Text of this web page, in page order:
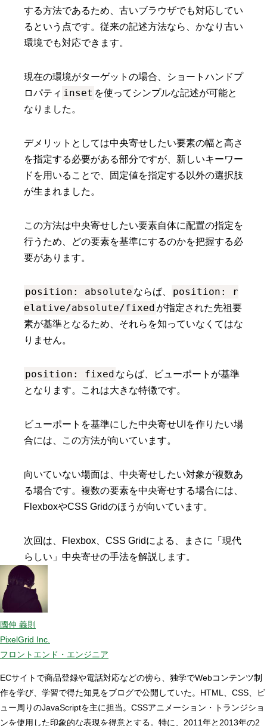
する方法であるため、古いブラウザでも対応してい
るという点です。従来の記述方法なら、かなり古い
環境でも対応できます。
現在の環境がターゲットの場合、ショートハンドプ
ロパティ inset を使ってシンプルな記述が可能と
なりました。
デメリットとしては中央寄せしたい要素の幅と高さ
を指定する必要がある部分ですが、新しいキーワー
ドを用いることで、固定値を指定する以外の選択肢
が生まれました。
この方法は中央寄せしたい要素自体に配置の指定を
行うため、どの要素を基準にするのかを把握する必
要があります。
position: absolute ならば、
position: r
elative/absolute/fixed が指定された先祖要
素が基準となるため、それらを知っていなくてはな
りません。
position: fixed ならば、ビューポートが基準
となります。これは大きな特徴です。
ビューポートを基準にした中央寄せUIを作りたい場
合には、この方法が向いています。
向いていない場面は、中央寄せしたい対象が複数あ
る場合です。複数の要素を中央寄せする場合には、
FlexboxやCSS Gridのほうが向いています。
次回は、Flexbox、CSS Gridによる、まさに「現代
らしい」中央寄せの手法を解説します。
國仲 義則
PixelGrid Inc.
フロントエンド・エンジニア
ECサイトで商品登録や電話対応などの傍ら、独学でWebコンテンツ制
作を学び、学習で得た知見をブログで公開していた。HTML、CSS、ビ
ュー周りのJavaScriptを主に担当。CSSアニメーション・トランジショ
ンを使用した印象的な表現を得意とする。特に、2011年と2013年の2